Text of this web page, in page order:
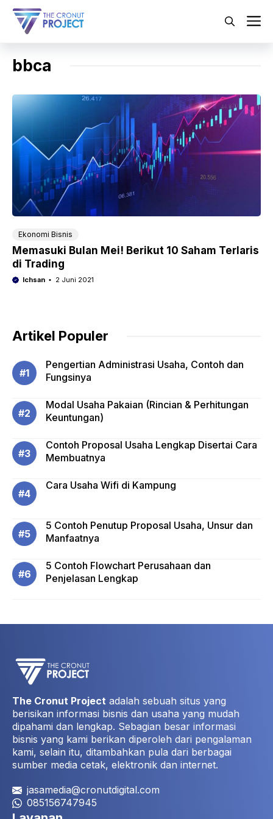
Langsung
bbca
Ekonomi Bisnis
Memasuki Bulan Mei! Berikut 10 Saham Terlaris
di Trading
Ichsan 2 Juni 2021
Artikel Populer
Pengertian Administrasi Usaha, Contoh dan
Fungsinya
Modal Usaha Pakaian (Rincian & Perhitungan
Keuntungan)
Contoh Proposal Usaha Lengkap Disertai Cara
Membuatnya
Cara Usaha Wifi di Kampung
5 Contoh Penutup Proposal Usaha, Unsur dan
Manfaatnya
5 Contoh Flowchart Perusahaan dan
Penjelasan Lengkap
The Cronut Project adalah sebuah situs yang
berisikan informasi bisnis dan usaha yang mudah
dipahami dan lengkap. Sebagian besar informasi
bisnis yang kami berikan diperoleh dari pengalaman
kami, selain itu, ditambahkan pula dari berbagai
sumber media cetak, elektronik dan internet.
jasamedia@cronutdigital.com
085156747945